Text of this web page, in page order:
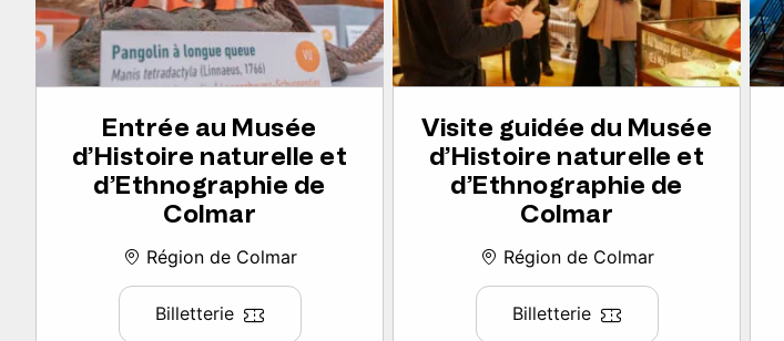
Entrée au Musée
d’Histoire naturelle et
d’Ethnographie de
Colmar
Région de Colmar
Billetterie
Visite guidée du Musée
d’Histoire naturelle et
d’Ethnographie de
Colmar
Région de Colmar
Billetterie